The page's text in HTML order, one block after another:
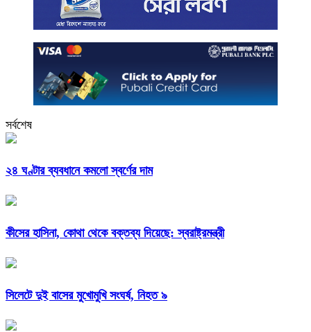
সর্বশেষ
২৪ ঘণ্টার ব্যবধানে কমলো স্বর্ণের দাম
কীসের হাসিনা, কোথা থেকে বক্তব্য দিয়েছে: স্বরাষ্ট্রমন্ত্রী
সিলেটে দুই বাসের মুখোমুখি সংঘর্ষ, নিহত ৯